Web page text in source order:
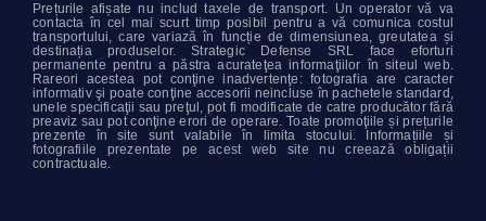
Prețurile afișate nu includ taxele de transport. Un operator vă va
contacta în cel mai scurt timp posibil pentru a vă comunica costul
transportului, care variază în funcție de dimensiunea, greutatea și
destinația produselor. Strategic Defense SRL face eforturi
permanente pentru a păstra acurateţea informaţiilor în siteul web.
Rareori acestea pot conţine inadvertenţe: fotografia are caracter
informativ şi poate conţine accesorii neincluse în pachetele standard,
unele specificaţii sau preţul, pot fi modificate de catre producător fără
preaviz sau pot conţine erori de operare. Toate promoţiile și prețurile
prezente în site sunt valabile în limita stocului. Informațiile și
fotografiile prezentate pe acest web site nu creează obligații
contractuale.